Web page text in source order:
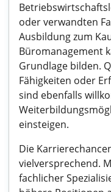
oder verwandten
Ausbildung zum
Büromanagement
Grundlage bilden.
Fähigkeiten oder
sind ebenfalls
einsteigen.
Die
vielversprechend.
fachlicher